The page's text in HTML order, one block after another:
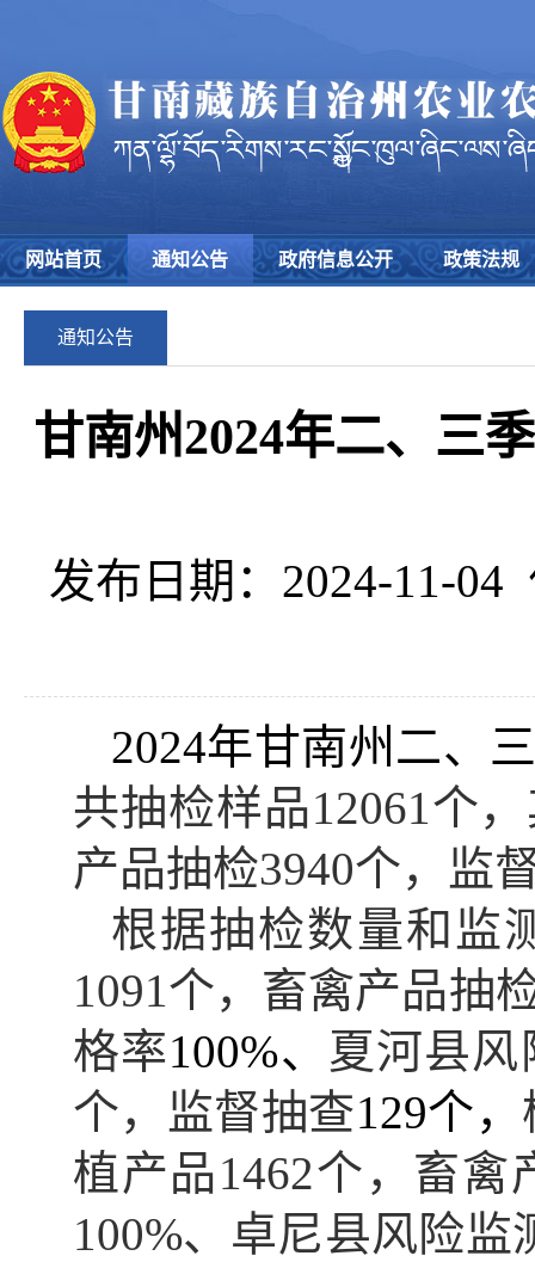
网站首页 通知公告 政府信息公开 政策法规
通知公告
甘南州2024年二、三
发布日期：2024-11-04
2024年甘南州二、
共抽检样品12061个
产品抽检3940个， 监
根据抽检数量和监
1091个，畜禽产品抽
格率100%、 夏河县风
个， 监督抽查129个，
植产品1462个，畜禽
100%、 卓尼县风险监